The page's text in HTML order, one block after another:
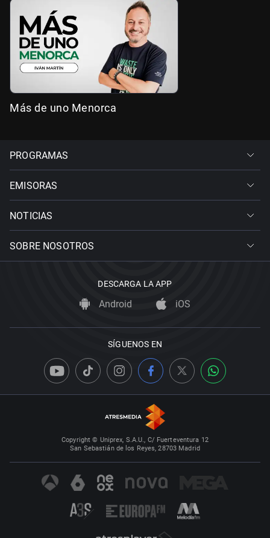
Más de uno Menorca
PROGRAMAS
EMISORAS
NOTICIAS
SOBRE NOSOTROS
DESCARGA LA APP
Android iOS
SÍGUENOS EN
Copyright © Uniprex, S.A.U., C/ Fuerteventura 12
San Sebastián de los Reyes, 28703 Madrid